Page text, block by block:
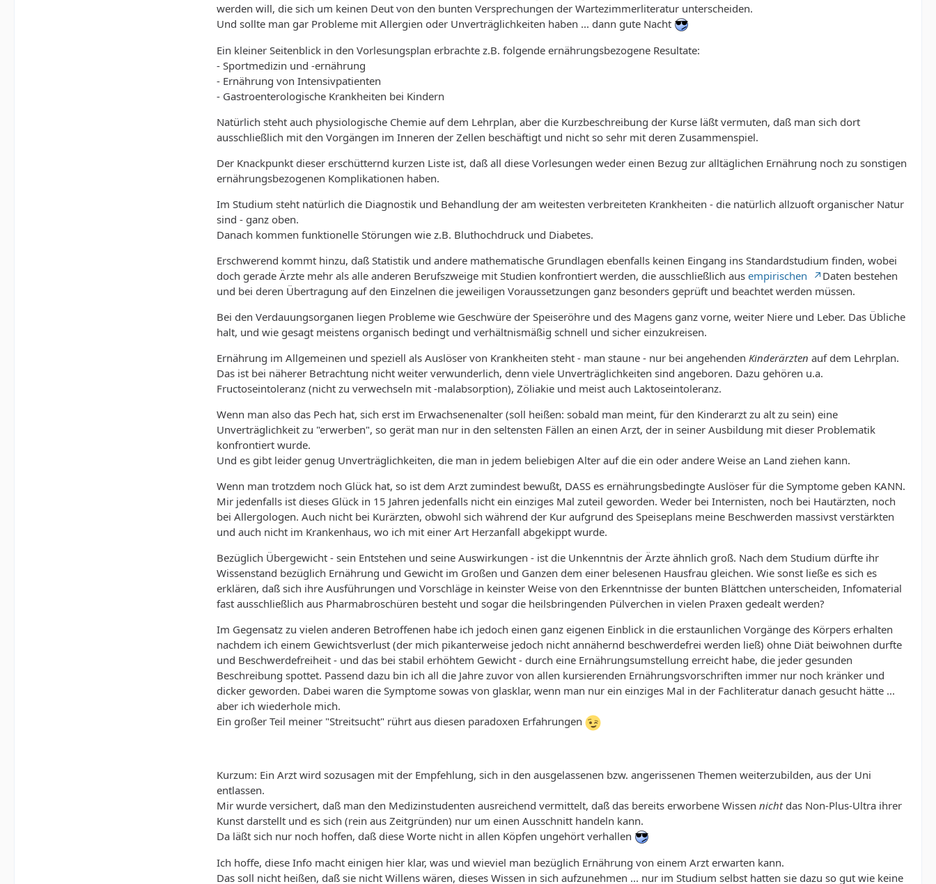
werden will, die sich um keinen Deut von den bunten Versprechungen der Wartezimmerliteratur unterscheiden.
Und sollte man gar Probleme mit Allergien oder Unverträglichkeiten haben ... dann gute Nacht
Ein kleiner Seitenblick in den Vorlesungsplan erbrachte z.B. folgende ernährungsbezogene Resultate:
- Sportmedizin und -ernährung
- Ernährung von Intensivpatienten
- Gastroenterologische Krankheiten bei Kindern
Natürlich steht auch physiologische Chemie auf dem Lehrplan, aber die Kurzbeschreibung der Kurse läßt vermuten, daß man sich dort
ausschließlich mit den Vorgängen im Inneren der Zellen beschäftigt und nicht so sehr mit deren Zusammenspiel.
Der Knackpunkt dieser erschütternd kurzen Liste ist, daß all diese Vorlesungen weder einen Bezug zur alltäglichen Ernährung noch zu sonstigen
ernährungsbezogenen Komplikationen haben.
Im Studium steht natürlich die Diagnostik und Behandlung der am weitesten verbreiteten Krankheiten - die natürlich allzuoft organischer Natur
sind - ganz oben.
Danach kommen funktionelle Störungen wie z.B. Bluthochdruck und Diabetes.
Erschwerend kommt hinzu, daß Statistik und andere mathematische Grundlagen ebenfalls keinen Eingang ins Standardstudium finden, wobei
doch gerade Ärzte mehr als alle anderen Berufszweige mit Studien konfrontiert werden, die ausschließlich aus empirischen
Daten bestehen
und bei deren Übertragung auf den Einzelnen die jeweiligen Voraussetzungen ganz besonders geprüft und beachtet werden müssen.
Bei den Verdauungsorganen liegen Probleme wie Geschwüre der Speiseröhre und des Magens ganz vorne, weiter Niere und Leber. Das Übliche
halt, und wie gesagt meistens organisch bedingt und verhältnismäßig schnell und sicher einzukreisen.
Ernährung im Allgemeinen und speziell als Auslöser von Krankheiten steht - man staune - nur bei angehenden Kinderärzten auf dem Lehrplan.
Das ist bei näherer Betrachtung nicht weiter verwunderlich, denn viele Unverträglichkeiten sind angeboren. Dazu gehören u.a.
Fructoseintoleranz (nicht zu verwechseln mit -malabsorption), Zöliakie und meist auch Laktoseintoleranz.
Wenn man also das Pech hat, sich erst im Erwachsenenalter (soll heißen: sobald man meint, für den Kinderarzt zu alt zu sein) eine
Unverträglichkeit zu "erwerben", so gerät man nur in den seltensten Fällen an einen Arzt, der in seiner Ausbildung mit dieser Problematik
konfrontiert wurde.
Und es gibt leider genug Unverträglichkeiten, die man in jedem beliebigen Alter auf die ein oder andere Weise an Land ziehen kann.
Wenn man trotzdem noch Glück hat, so ist dem Arzt zumindest bewußt, DASS es ernährungsbedingte Auslöser für die Symptome geben KANN.
Mir jedenfalls ist dieses Glück in 15 Jahren jedenfalls nicht ein einziges Mal zuteil geworden. Weder bei Internisten, noch bei Hautärzten, noch
bei Allergologen. Auch nicht bei Kurärzten, obwohl sich während der Kur aufgrund des Speiseplans meine Beschwerden massivst verstärkten
und auch nicht im Krankenhaus, wo ich mit einer Art Herzanfall abgekippt wurde.
Bezüglich Übergewicht - sein Entstehen und seine Auswirkungen - ist die Unkenntnis der Ärzte ähnlich groß. Nach dem Studium dürfte ihr
Wissenstand bezüglich Ernährung und Gewicht im Großen und Ganzen dem einer belesenen Hausfrau gleichen. Wie sonst ließe es sich es
erklären, daß sich ihre Ausführungen und Vorschläge in keinster Weise von den Erkenntnisse der bunten Blättchen unterscheiden, Infomaterial
fast ausschließlich aus Pharmabroschüren besteht und sogar die heilsbringenden Pülverchen in vielen Praxen gedealt werden?
Im Gegensatz zu vielen anderen Betroffenen habe ich jedoch einen ganz eigenen Einblick in die erstaunlichen Vorgänge des Körpers erhalten
nachdem ich einem Gewichtsverlust (der mich pikanterweise jedoch nicht annähernd beschwerdefrei werden ließ) ohne Diät beiwohnen durfte
und Beschwerdefreiheit - und das bei stabil erhöhtem Gewicht - durch eine Ernährungsumstellung erreicht habe, die jeder gesunden
Beschreibung spottet. Passend dazu bin ich all die Jahre zuvor von allen kursierenden Ernährungsvorschriften immer nur noch kränker und
dicker geworden. Dabei waren die Symptome sowas von glasklar, wenn man nur ein einziges Mal in der Fachliteratur danach gesucht hätte ...
aber ich wiederhole mich.
Ein großer Teil meiner "Streitsucht" rührt aus diesen paradoxen Erfahrungen
Kurzum: Ein Arzt wird sozusagen mit der Empfehlung, sich in den ausgelassenen bzw. angerissenen Themen weiterzubilden, aus der Uni
entlassen.
Mir wurde versichert, daß man den Medizinstudenten ausreichend vermittelt, daß das bereits erworbene Wissen nichtdas Non-Plus-Ultra ihrer
Kunst darstellt und es sich (rein aus Zeitgründen) nur um einen Ausschnitt handeln kann.
Da läßt sich nur noch hoffen, daß diese Worte nicht in allen Köpfen ungehört verhallen
Ich hoffe, diese Info macht einigen hier klar, was und wieviel man bezüglich Ernährung von einem Arzt erwarten kann.
Das soll nicht heißen, daß sie nicht Willens wären, dieses Wissen in sich aufzunehmen ... nur im Studium selbst hatten sie dazu so gut wie keine